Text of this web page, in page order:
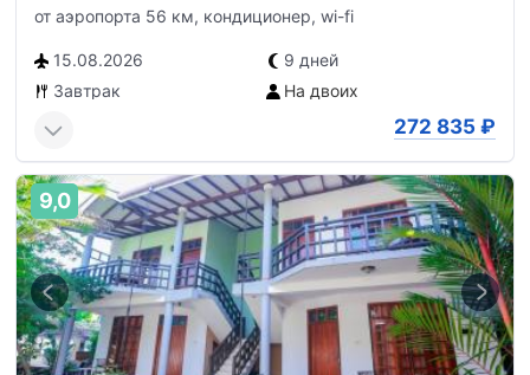
от аэропорта 56 км, кондиционер, wi-fi
15.08.2026
9 дней
Завтрак
На двоих
272 835 ₽
9,0